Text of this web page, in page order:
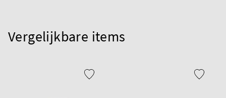
Vergelijkbare items